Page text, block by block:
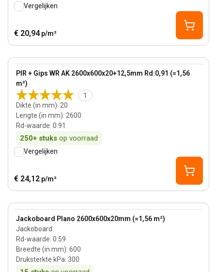
Vergelijken
€ 20,94 p/m²
PIR + Gips WR AK 2600x600x20+12,5mm Rd:0,91 (=1,56
m²)
1
Dikte (in mm): 20
Lengte (in mm): 2600
Rd-waarde: 0.91
250+ stuks op voorraad
View product
Vergelijken
€ 24,12 p/m²
Jackoboard Plano 2600x600x20mm (=1,56 m²)
Jackoboard
Rd-waarde: 0.59
Breedte (in mm): 600
Druksterkte kPa: 300
View product